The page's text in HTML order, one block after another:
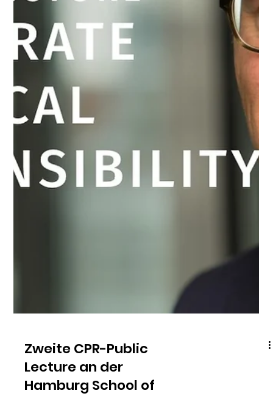
CPR-Vortrag an der TU
München
Auf Einladung von Peter Paschek hat Dr. Johannes Bohnen vor
Studenten der TU München am 14. Juli 2022 einen Vortrag zum
Thema CPR...